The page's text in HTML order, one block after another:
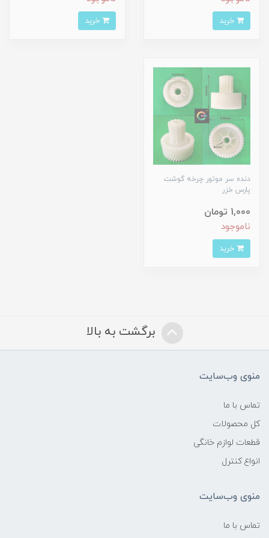
دنده سر موتور چرخه گوشت
پارس خزر
1,000 تومان
ناموجود
برگشت به بالا
منوی وب‌سایت
تماس با ما
کل محصولات
قطعات لوازم خانگی
انواع کنترل
منوی وب‌سایت
تماس با ما